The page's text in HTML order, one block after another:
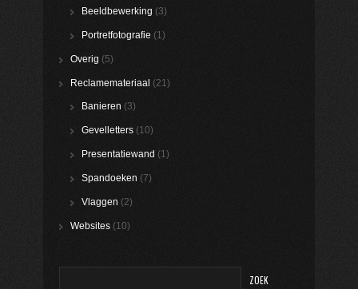
Beeldbewerking (3)
Portretfotografie (1)
Overig (5)
Reclamemateriaal (21)
Banieren (3)
Gevelletters (10)
Presentatiewand (1)
Spandoeken (7)
Vlaggen (2)
Websites (10)